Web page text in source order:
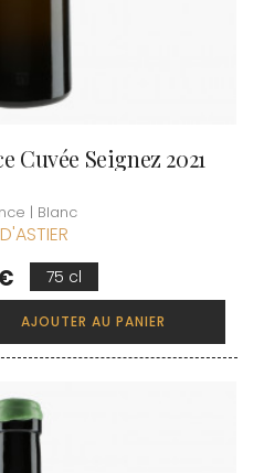
Cuvée Seignez 2021
| Blanc
75 cl
AJOUTER AU PANIER